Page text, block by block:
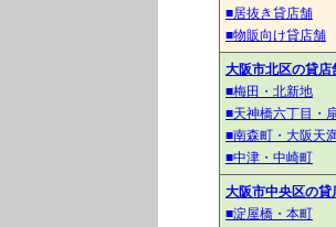
■居抜き貸店舗
■物販向け貸店舗
大阪市北区の貸店
■梅田・北新地
■天神橋六丁目・
■南森町・大阪天
■中津・中崎町
大阪市中央区の貸
■淀屋橋・本町